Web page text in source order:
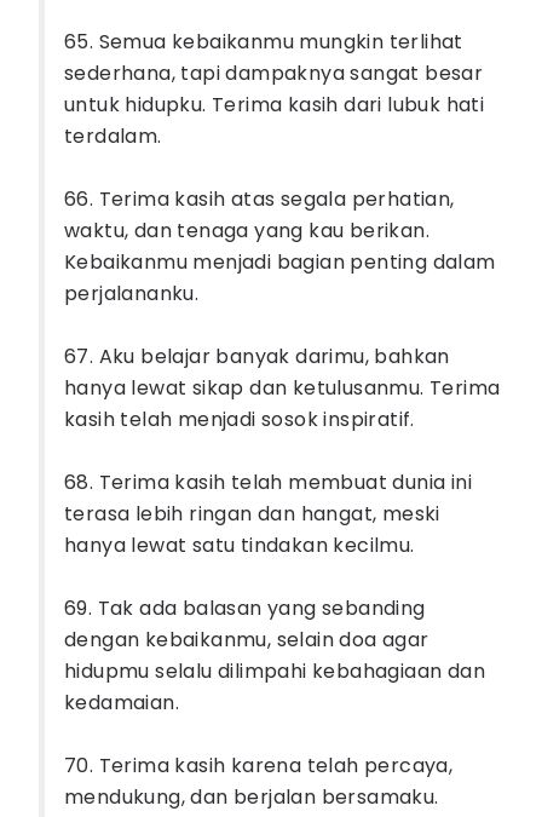
65. Semua kebaikanmu mungkin terlihat
sederhana, tapi dampaknya sangat besar
untuk hidupku. Terima kasih dari lubuk hati
terdalam.
66. Terima kasih atas segala perhatian,
waktu, dan tenaga yang kau berikan.
Kebaikanmu menjadi bagian penting dalam
perjalananku.
67. Aku belajar banyak darimu, bahkan
hanya lewat sikap dan ketulusanmu. Terima
kasih telah menjadi sosok inspiratif.
68. Terima kasih telah membuat dunia ini
terasa lebih ringan dan hangat, meski
hanya lewat satu tindakan kecilmu.
69. Tak ada balasan yang sebanding
dengan kebaikanmu, selain doa agar
hidupmu selalu dilimpahi kebahagiaan dan
kedamaian.
70. Terima kasih karena telah percaya,
mendukung, dan berjalan bersamaku.